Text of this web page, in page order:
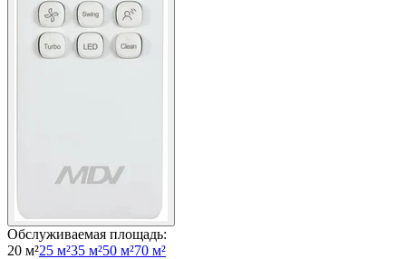
Обслуживаемая площадь:
20 м²25 м²35 м²50 м²70 м²